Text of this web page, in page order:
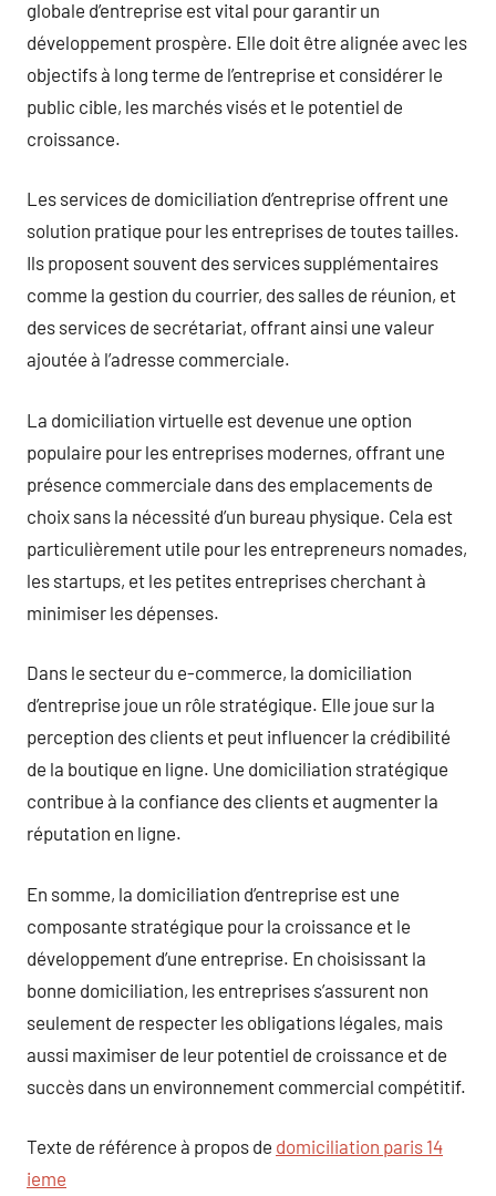
globale d’entreprise est vital pour garantir un
développement prospère. Elle doit être alignée avec les
objectifs à long terme de l’entreprise et considérer le
public cible, les marchés visés et le potentiel de
croissance.
Les services de domiciliation d’entreprise offrent une
solution pratique pour les entreprises de toutes tailles.
Ils proposent souvent des services supplémentaires
comme la gestion du courrier, des salles de réunion, et
des services de secrétariat, offrant ainsi une valeur
ajoutée à l’adresse commerciale.
La domiciliation virtuelle est devenue une option
populaire pour les entreprises modernes, offrant une
présence commerciale dans des emplacements de
choix sans la nécessité d’un bureau physique. Cela est
particulièrement utile pour les entrepreneurs nomades,
les startups, et les petites entreprises cherchant à
minimiser les dépenses.
Dans le secteur du e-commerce, la domiciliation
d’entreprise joue un rôle stratégique. Elle joue sur la
perception des clients et peut influencer la crédibilité
de la boutique en ligne. Une domiciliation stratégique
contribue à la confiance des clients et augmenter la
réputation en ligne.
En somme, la domiciliation d’entreprise est une
composante stratégique pour la croissance et le
développement d’une entreprise. En choisissant la
bonne domiciliation, les entreprises s’assurent non
seulement de respecter les obligations légales, mais
aussi maximiser de leur potentiel de croissance et de
succès dans un environnement commercial compétitif.
Texte de référence à propos de domiciliation paris 14
ieme